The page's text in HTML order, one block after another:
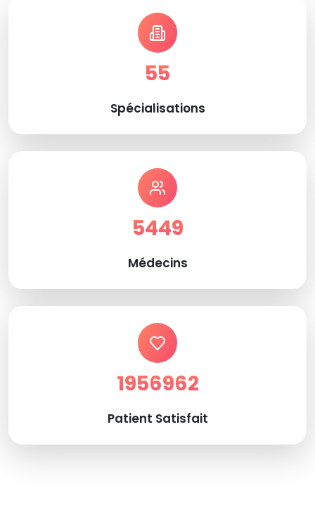
55
Spécialisations
5449
Médecins
1956962
Patient Satisfait